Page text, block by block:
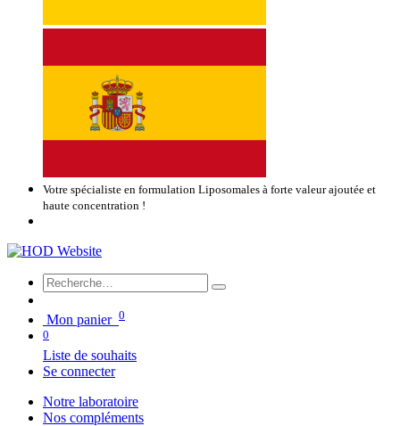
Votre spécialiste en formulation Liposomales à forte valeur ajoutée et
haute concentration !
Mon panier 0
0
Liste de souhaits
Se connecter
Notre laboratoire
Nos compléments